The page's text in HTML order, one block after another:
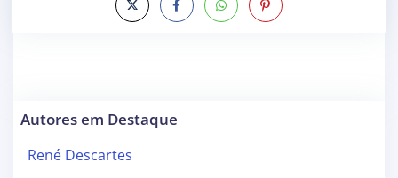
Autores em Destaque
René Descartes